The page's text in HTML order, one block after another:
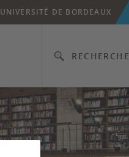
RECHERCHE
UNIVERSITÉ DE BORDEAUX